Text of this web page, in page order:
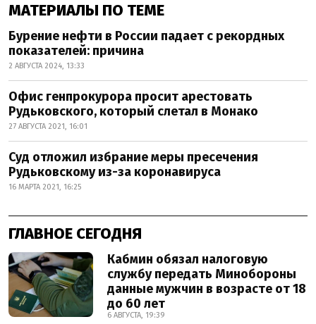
МАТЕРИАЛЫ ПО ТЕМЕ
Бурение нефти в России падает с рекордных
показателей: причина
2 АВГУСТА 2024, 13:33
Офис генпрокурора просит арестовать
Рудьковского, который слетал в Монако
27 АВГУСТА 2021, 16:01
Суд отложил избрание меры пресечения
Рудьковскому из-за коронавируса
16 МАРТА 2021, 16:25
ГЛАВНОЕ СЕГОДНЯ
Кабмин обязал налоговую
службу передать Минобороны
данные мужчин в возрасте от 18
до 60 лет
6 АВГУСТА, 19:39